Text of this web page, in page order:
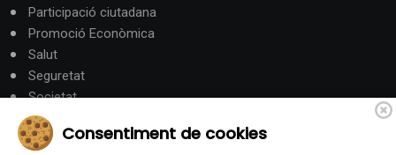
Participació ciutadana
Promoció Econòmica
Salut
Seguretat
Societat
Turisme
Consentiment de cookies